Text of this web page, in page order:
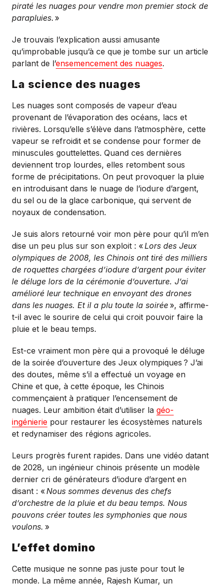
piraté les nuages pour vendre mon premier stock de
parapluies. »
Je trouvais l’explication aussi amusante
qu’improbable jusqu’à ce que je tombe sur un article
parlant de l’ensemencement des nuages.
La science des nuages
Les nuages sont composés de vapeur d’eau
provenant de l’évaporation des océans, lacs et
rivières. Lorsqu’elle s’élève dans l’atmosphère, cette
vapeur se refroidit et se condense pour former de
minuscules gouttelettes. Quand ces dernières
deviennent trop lourdes, elles retombent sous
forme de précipitations. On peut provoquer la pluie
en introduisant dans le nuage de l’iodure d’argent,
du sel ou de la glace carbonique, qui servent de
noyaux de condensation.
Je suis alors retourné voir mon père pour qu’il m’en
dise un peu plus sur son exploit : « Lors des Jeux
olympiques de 2008, les Chinois ont tiré des milliers
de roquettes chargées d’iodure d’argent pour éviter
le déluge lors de la cérémonie d’ouverture. J’ai
amélioré leur technique en envoyant des drones
dans les nuages. Et il a plu toute la soirée », affirme-
t-il avec le sourire de celui qui croit pouvoir faire la
pluie et le beau temps.
Est-ce vraiment mon père qui a provoqué le déluge
de la soirée d’ouverture des Jeux olympiques ? J’ai
des doutes, même s’il a effectué un voyage en
Chine et que, à cette époque, les Chinois
commençaient à pratiquer l’encensement de
nuages. Leur ambition était d’utiliser lagéo-
ingénierie pour restaurer les écosystèmes naturels
et redynamiser des régions agricoles.
Leurs progrès furent rapides. Dans une vidéo datant
de 2028, un ingénieur chinois présente un modèle
dernier cri de générateurs d’iodure d’argent en
disant : « Nous sommes devenus des chefs
d’orchestre de la pluie et du beau temps. Nous
pouvons créer toutes les symphonies que nous
voulons. »
L’effet domino
Cette musique ne sonne pas juste pour tout le
monde. La même année, Rajesh Kumar, un